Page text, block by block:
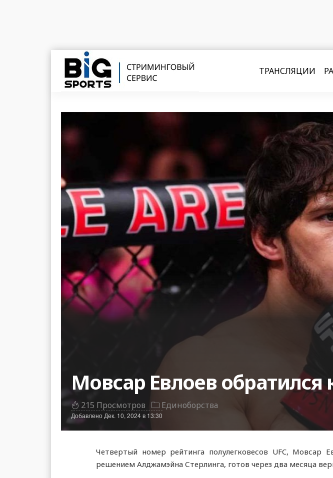
ТРАНСЛЯЦИИ
Мовсар Евлоев обратился
215 Просмотров Единоборства
Добавлено Дек. 10, 2024 в 13:30
Четвертый номер рейтинга полулегковесов UFC,
решением Алджамэйна Стерлинга, готов через два месяца